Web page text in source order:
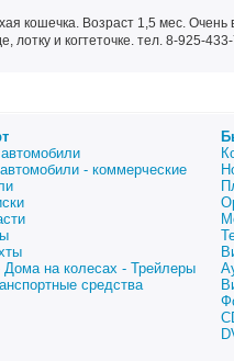
кошечка. Возраст 1,5 мес. Очень
лотку и когтеточке. тел. 8-925-
- коммерческие
на колесах - Трейлеры
средства